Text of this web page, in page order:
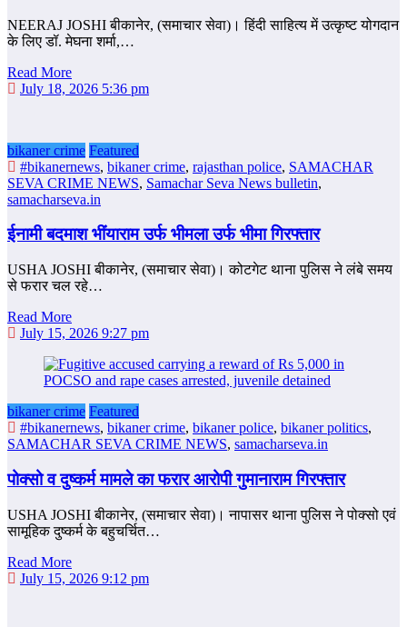
NEERAJ JOSHI बीकानेर, (समाचार सेवा)। हिंदी साहित्य में उत्कृष्ट योगदान
के लिए डॉ. मेघना शर्मा,…
Read More
July 18, 2026 5:36 pm
bikaner crime Featured
#bikanernews, bikaner crime, rajasthan police, SAMACHAR
SEVA CRIME NEWS, Samachar Seva News bulletin,
samacharseva.in
ईनामी बदमाश भींयाराम उर्फ भीमला उर्फ भीमा गिरफ्तार
USHA JOSHI बीकानेर, (समाचार सेवा)। कोटगेट थाना पुलिस ने लंबे समय
से फरार चल रहे…
Read More
July 15, 2026 9:27 pm
bikaner crime Featured
#bikanernews, bikaner crime, bikaner police, bikaner politics,
SAMACHAR SEVA CRIME NEWS, samacharseva.in
पोक्सो व दुष्कर्म मामले का फरार आरोपी गुमानाराम गिरफ्तार
USHA JOSHI बीकानेर, (समाचार सेवा)। नापासर थाना पुलिस ने पोक्सो एवं
सामूहिक दुष्कर्म के बहुचर्चित…
Read More
July 15, 2026 9:12 pm